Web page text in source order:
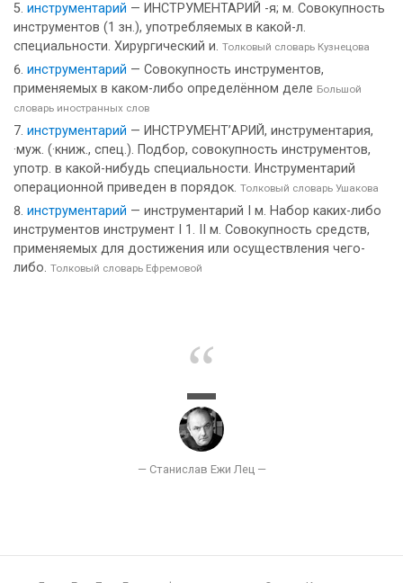
инструментарий — ИНСТРУМЕНТАРИЙ -я; м. Совокупность
инструментов (1 зн.), употребляемых в какой-л.
специальности. Хирургический и. Толковый словарь Кузнецова
инструментарий — Совокупность инструментов,
применяемых в каком-либо определённом деле Большой
словарь иностранных слов
инструментарий — ИНСТРУМЕНТ’АРИЙ, инструментария,
·муж. (·книж., спец.). Подбор, совокупность инструментов,
употр. в какой-нибудь специальности. Инструментарий
операционной приведен в порядок. Толковый словарь Ушакова
инструментарий — инструментарий I м. Набор каких-либо
инструментов инструмент I 1. II м. Совокупность средств,
применяемых для достижения или осуществления чего-
либо. Толковый словарь Ефремовой